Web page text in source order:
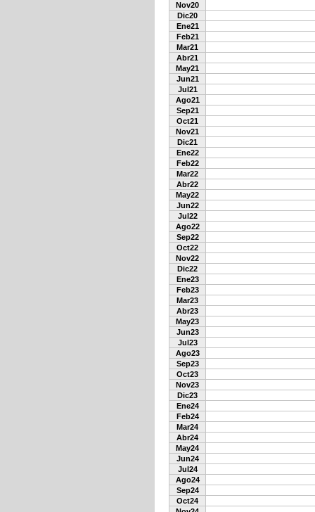
Nov20
Dic20
Ene21
Feb21
Mar21
Abr21
May21
Jun21
Jul21
Ago21
Sep21
Oct21
Nov21
Dic21
Ene22
Feb22
Mar22
Abr22
May22
Jun22
Jul22
Ago22
Sep22
Oct22
Nov22
Dic22
Ene23
Feb23
Mar23
Abr23
May23
Jun23
Jul23
Ago23
Sep23
Oct23
Nov23
Dic23
Ene24
Feb24
Mar24
Abr24
May24
Jun24
Jul24
Ago24
Sep24
Oct24